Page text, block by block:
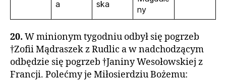
a
ska
ny
20. W minionym tygodniu odbył się pogrzeb
†Zofii Mądraszek z Rudlic a w nadchodzącym
odbędzie się pogrzeb †Janiny Wesołowskiej z
Francji. Polećmy je Miłosierdziu Bożemu: